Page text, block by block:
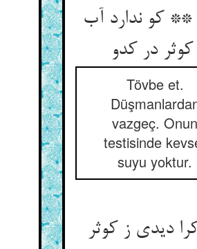
کو ندارد آب
Tövbe et.
vazgeç. Onun
testisinde
suyu yoktur.
دیدی ز کوثر